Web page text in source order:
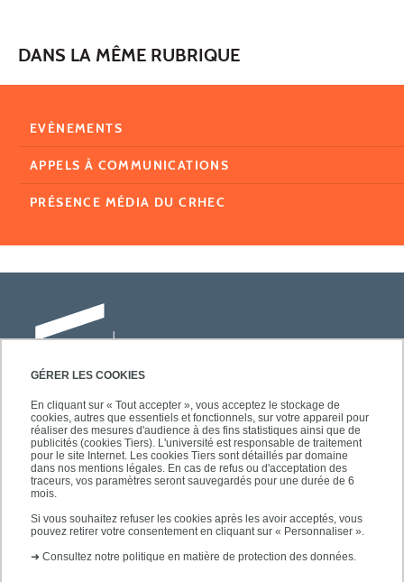
GÉRER LES COOKIES
En cliquant sur « Tout accepter », vous acceptez le stockage de
cookies, autres que essentiels et fonctionnels, sur votre appareil pour
réaliser des mesures d'audience à des fins statistiques ainsi que de
publicités (cookies Tiers). L'université est responsable de traitement
pour le site Internet. Les cookies Tiers sont détaillés par domaine
dans nos mentions légales. En cas de refus ou d'acceptation des
traceurs, vos paramètres seront sauvegardés pour une durée de 6
mois.
Si vous souhaitez refuser les cookies après les avoir acceptés, vous
pouvez retirer votre consentement en cliquant sur « Personnaliser ».
➜ Consultez notre politique en matière de protection des données.
DANS LA MÊME RUBRIQUE
EVÈNEMENTS
APPELS À COMMUNICATIONS
PRÉSENCE MÉDIA DU CRHEC
Université Paris-Est Créteil
Faculté des lettres, langues et sciences
humaines
61, avenue du Général de Gaulle
94010 Créteil